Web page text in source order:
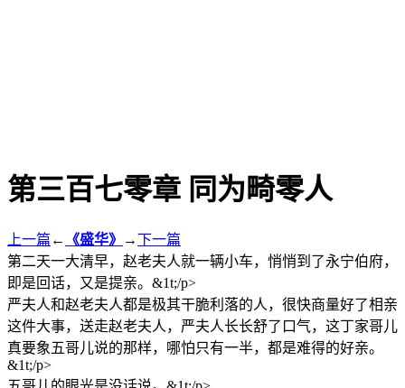
第三百七零章 同为畸零人
上一篇 ← 《盛华》 →下一篇
第二天一大清早，赵老夫人就一辆小车，悄悄到了永宁伯府，
即是回话，又是提亲。&1t;/p>
严夫人和赵老夫人都是极其干脆利落的人，很快商量好了相亲
这件大事，送走赵老夫人，严夫人长长舒了口气，这丁家哥儿
真要象五哥儿说的那样，哪怕只有一半，都是难得的好亲。
&1t;/p>